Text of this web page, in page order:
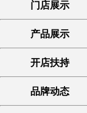
门店展示
产品展示
开店扶持
品牌动态